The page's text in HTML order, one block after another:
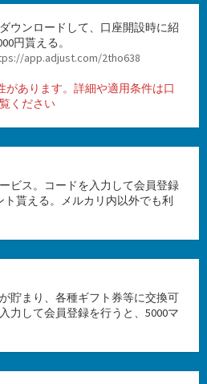
ウンロードして、口座開設時に紹
円貰える。
app.adjust.com/2tho638
あります。詳細や適用条件は口
ください
ビス。コードを入力して会員登録
ト貰える。メルカリ内以外でも利
貯まり、各種ギフト券等に交換可
力して会員登録を行うと、5000マ